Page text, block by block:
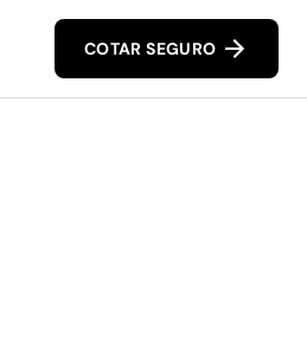
COTAR SEGURO